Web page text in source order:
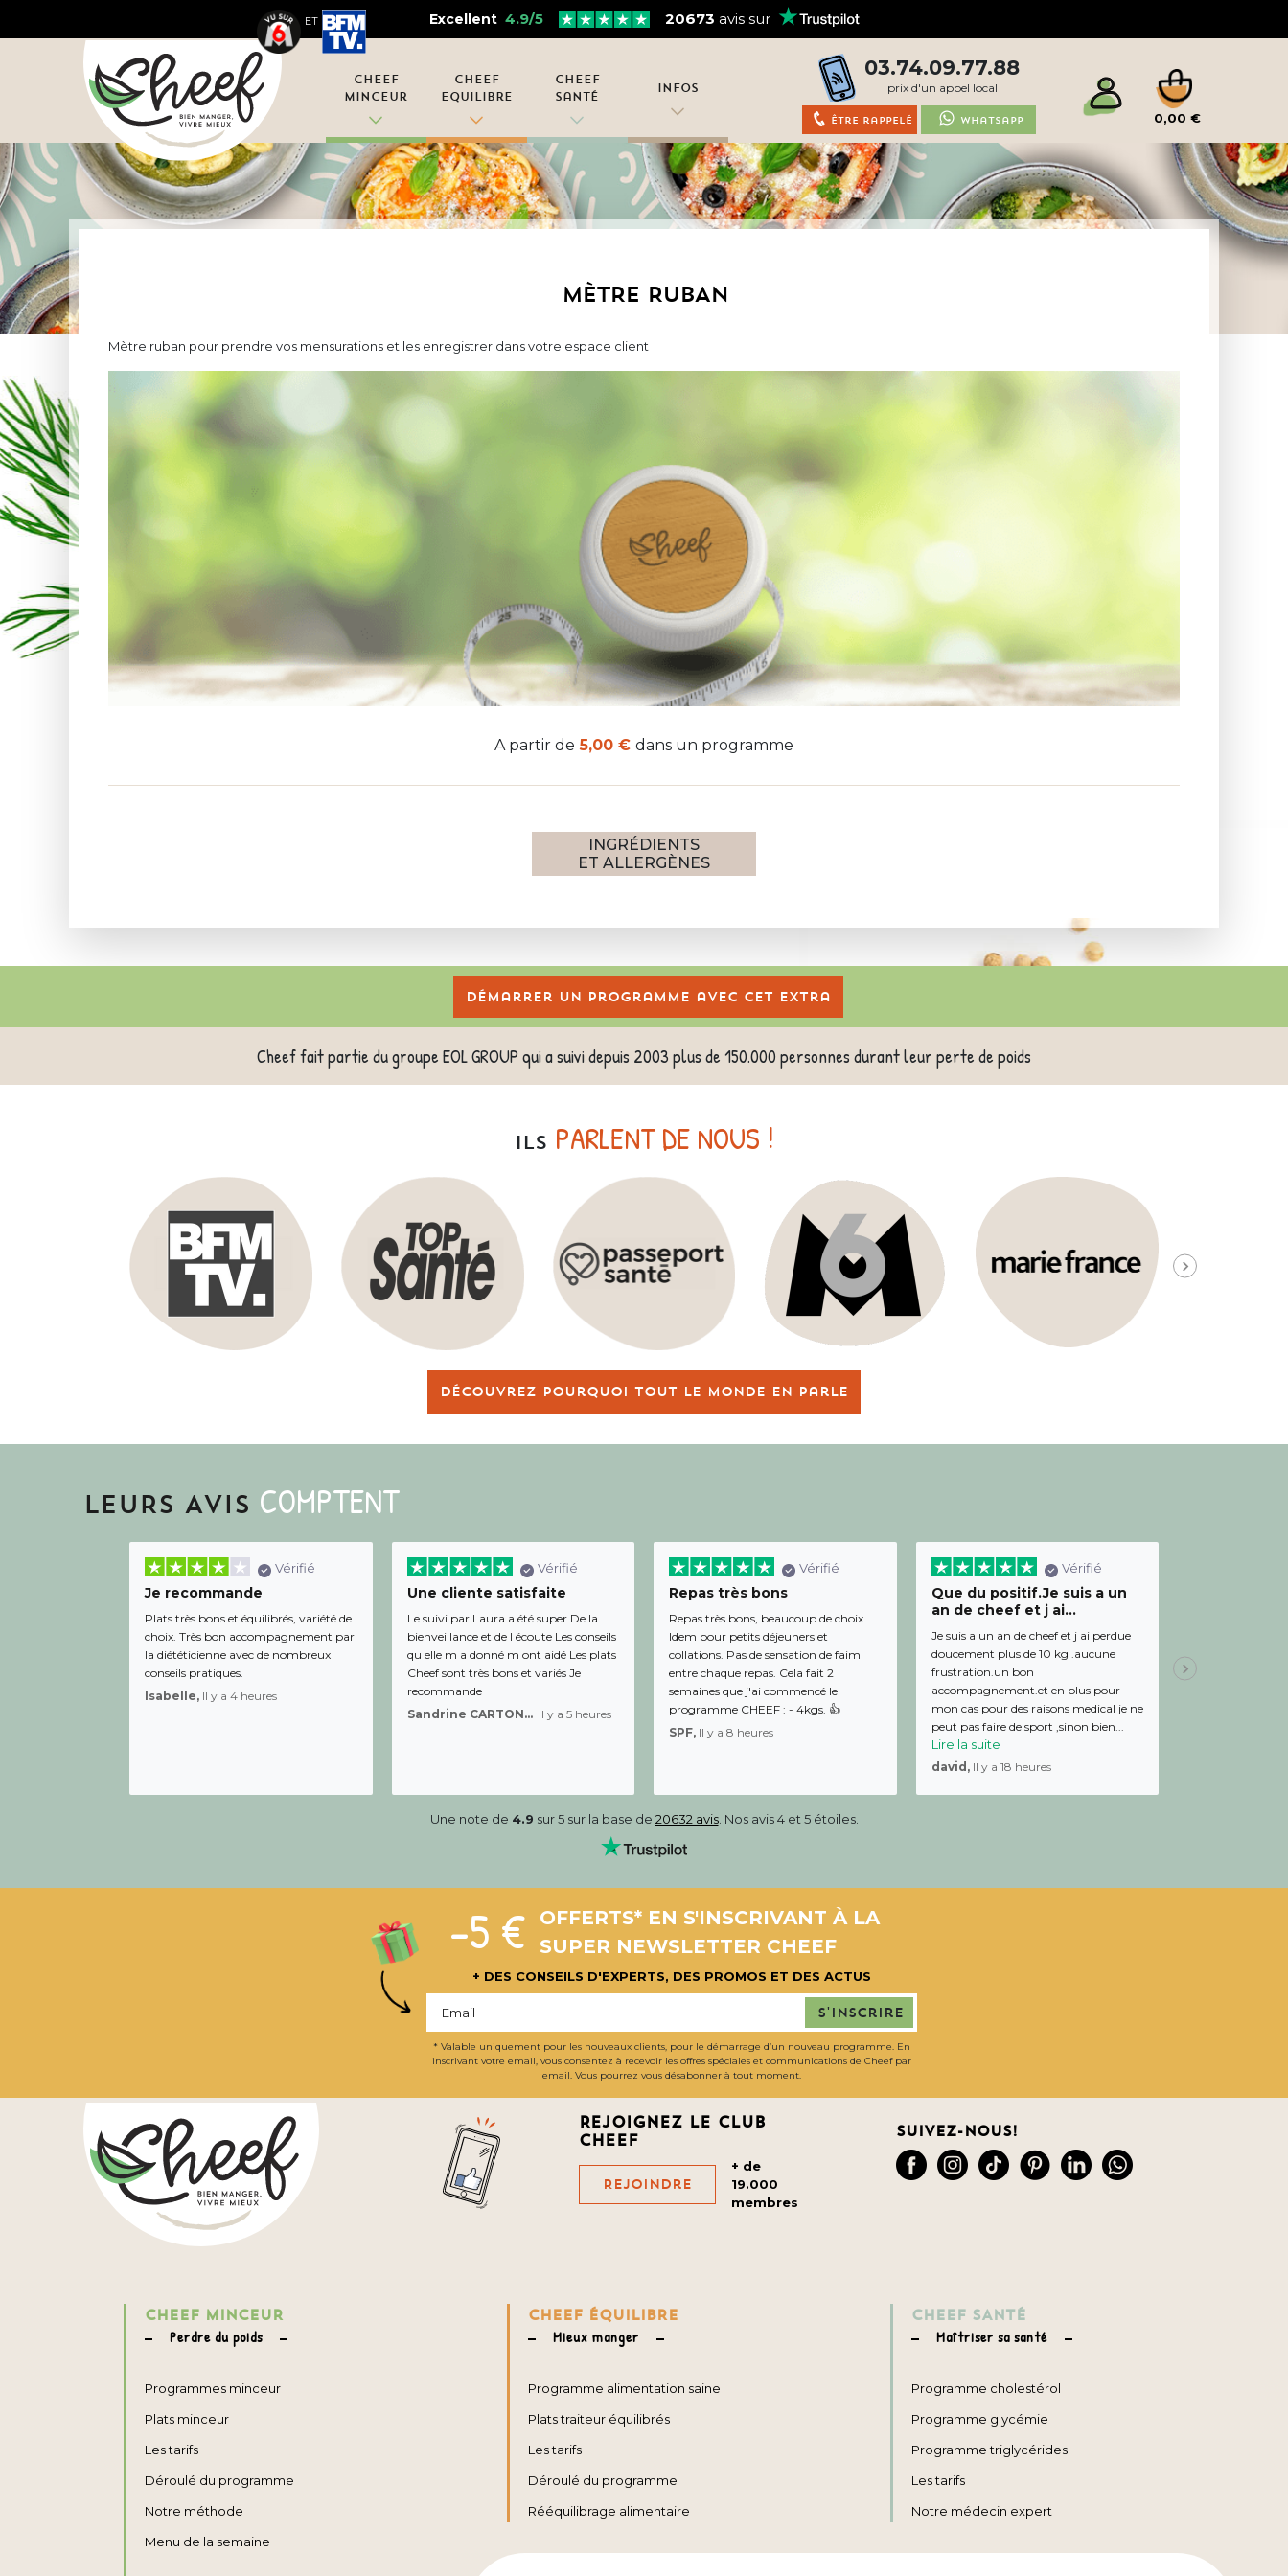
ET Excellent 4.9/5 20673 avis sur
Cheef
Minceur
Cheef
Equilibre
Cheef
Santé
Infos
03.74.09.77.88
prix d'un appel local
Être rappelé Whatsapp 0,00 €
MÈTRE RUBAN
Mètre ruban pour prendre vos mensurations et les enregistrer dans votre espace client
A partir de 5,00 € dans un programme
INGRÉDIENTS
ET ALLERGÈNES
Démarrer un programme avec cet extra
Cheef fait partie du groupe EOL GROUP qui a suivi depuis 2003 plus de 150.000 personnes durant leur perte de poids
ILS PARLENT DE NOUS !
Découvrez pourquoi tout le monde en parle
LEURS AVIS COMPTENT
Vérifié
Je recommande
Plats très bons et équilibrés, variété de
choix. Très bon accompagnement par
la diététicienne avec de nombreux
conseils pratiques.
Isabelle, Il y a 4 heures
Vérifié
Une cliente satisfaite
Le suivi par Laura a été super De la
bienveillance et de l écoute Les conseils
qu elle m a donné m ont aidé Les plats
Cheef sont très bons et variés Je
recommande
Sandrine CARTON-BRACQ, Il y a 5 heures
Vérifié
Repas très bons
Repas très bons, beaucoup de choix.
Idem pour petits déjeuners et
collations. Pas de sensation de faim
entre chaque repas. Cela fait 2
semaines que j'ai commencé le
programme CHEEF : - 4kgs. 👍
SPF, Il y a 8 heures
Vérifié
Que du positif.Je suis a un
an de cheef et j ai...
Je suis a un an de cheef et j ai perdue
doucement plus de 10 kg .aucune
frustration.un bon
accompagnement.et en plus pour
mon cas pour des raisons medical je ne
peut pas faire de sport ,sinon bien...
Lire la suite
david, Il y a 18 heures
Julien,
Une note de 4.9 sur 5 sur la base de 20632 avis. Nos avis 4 et 5 étoiles.
-5 €
OFFERTS* EN S'INSCRIVANT À LA
SUPER NEWSLETTER CHEEF
+ DES CONSEILS D'EXPERTS, DES PROMOS ET DES ACTUS
S'inscrire
* Valable uniquement pour les nouveaux clients, pour le démarrage d’un nouveau programme. En
inscrivant votre email, vous consentez à recevoir les offres spéciales et communications de Cheef par
email. Vous pourrez vous désabonner à tout moment.
Rejoignez le club
cheef
Rejoindre
+ de
19.000
membres
Suivez-nous!
CHEEF MINCEUR
Perdre du poids
Programmes minceur
Plats minceur
Les tarifs
Déroulé du programme
Notre méthode
Menu de la semaine
CHEEF ÉQUILIBRE
Mieux manger
Programme alimentation saine
Plats traiteur équilibrés
Les tarifs
Déroulé du programme
Rééquilibrage alimentaire
CHEEF SANTÉ
Maîtriser sa santé
Programme cholestérol
Programme glycémie
Programme triglycérides
Les tarifs
Notre médecin expert